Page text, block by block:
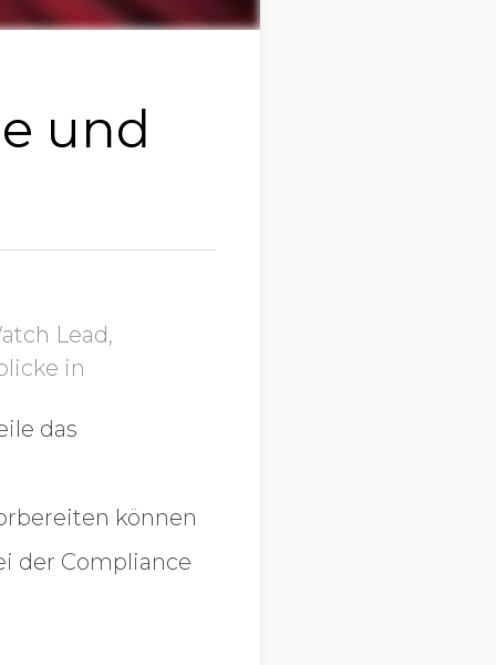
und
Lead,
in
das
können
der Compliance